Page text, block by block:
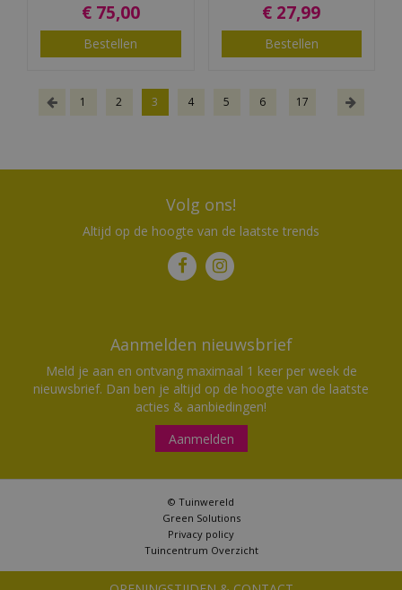
€ 75,00
Bestellen
€ 27,99
Bestellen
1 2 3 4 5 6 17
Volg ons!
Altijd op de hoogte van de laatste trends
Aanmelden nieuwsbrief
Meld je aan en ontvang maximaal 1 keer per week de
nieuwsbrief. Dan ben je altijd op de hoogte van de laatste
acties & aanbiedingen!
Aanmelden
© Tuinwereld
Green Solutions
Privacy policy
Tuincentrum Overzicht